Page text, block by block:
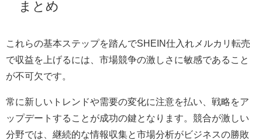
まとめ
これらの基本ステップを踏んでSHEIN仕入れメルカリ転売
で収益を上げるには、市場競争の激しさに敏感であること
が不可欠です。
常に新しいトレンドや需要の変化に注意を払い、戦略をア
ップデートすることが成功の鍵となります。競合が激しい
分野では、継続的な情報収集と市場分析がビジネスの勝敗